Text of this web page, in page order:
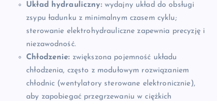
Układ hydrauliczny:wydajny układ do obsługi
zsypu ładunku z minimalnym czasem cyklu;
sterowanie elektrohydrauliczne zapewnia precyzję i
niezawodność.
Chłodzenie: zwiększona pojemność układu
chłodzenia, często z modułowym rozwiązaniem
chłodnic (wentylatory sterowane elektronicznie),
aby zapobiegać przegrzewaniu w ciężkich